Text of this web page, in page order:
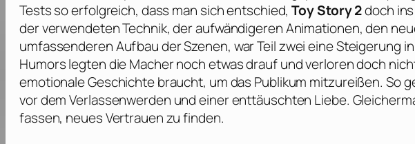
Tests so erfolgreich, dass man sich entschied,Toy Story 2doch
der verwendeten Technik, der aufwändigeren Animationen, den
umfassenderen Aufbau der Szenen, war Teil zwei eine Steigerung
Humors legten die Macher noch etwas drauf und verloren doch
emotionale Geschichte braucht, um das Publikum mitzureißen. So
vor dem Verlassenwerden und einer enttäuschten Liebe.
fassen, neues Vertrauen zu finden.